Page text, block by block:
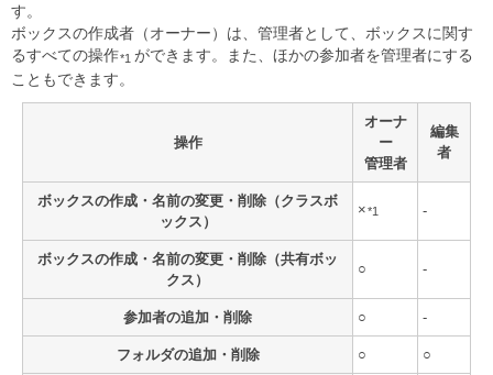
す。
ボックスの作成者（オーナー）は、管理者として、ボックスに関す
るすべての操作*1 ができます。また、ほかの参加者を管理者にする
こともできます。
操作
オーナ
ー
管理者
編集
者
ボックスの作成・名前の変更・削除（クラスボ
ックス）
×*1 -
ボックスの作成・名前の変更・削除（共有ボッ
クス）
○ -
参加者の追加・削除 ○ -
フォルダの追加・削除 ○ ○